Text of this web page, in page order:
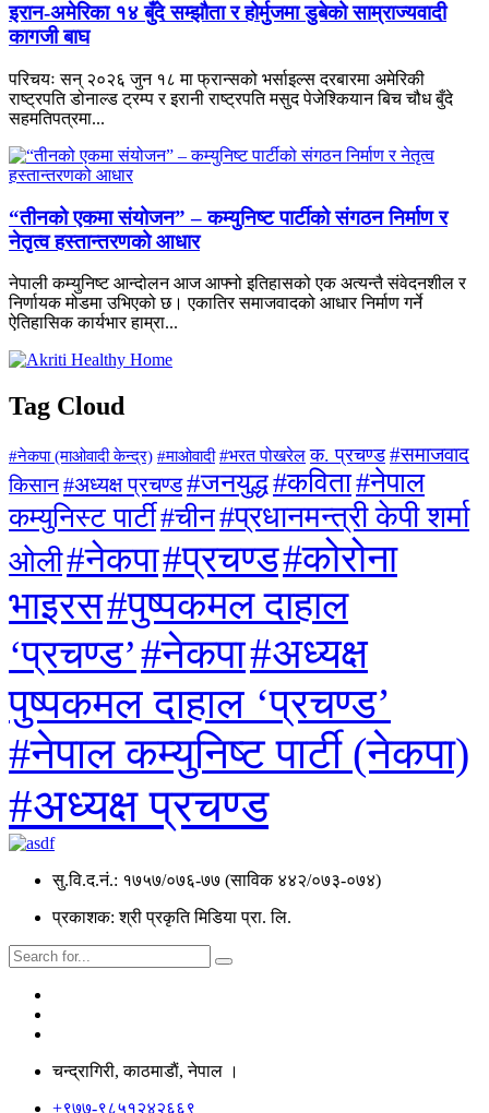
इरान-अमेरिका १४ बुँदे सम्झौता र होर्मुजमा डुबेको साम्राज्यवादी
कागजी बाघ
परिचयः सन् २०२६ जुन १८ मा फ्रान्सको भर्साइल्स दरबारमा अमेरिकी
राष्ट्रपति डोनाल्ड ट्रम्प र इरानी राष्ट्रपति मसुद पेजेश्कियान बिच चौध बुँदे
सहमतिपत्रमा...
“तीनको एकमा संयोजन” – कम्युनिष्ट पार्टीको संगठन निर्माण र
नेतृत्व हस्तान्तरणको आधार
नेपाली कम्युनिष्ट आन्दोलन आज आफ्नो इतिहासको एक अत्यन्तै संवेदनशील र
निर्णायक मोडमा उभिएको छ। एकातिर समाजवादको आधार निर्माण गर्ने
ऐतिहासिक कार्यभार हाम्रा...
Tag Cloud
#नेकपा (माओवादी केन्द्र) #माओवादी #भरत पोखरेल क. प्रचण्ड #समाजवाद
किसान#अध्यक्ष प्रचण्ड#जनयुद्ध#कविता#नेपाल
कम्युनिस्ट पार्टी#चीन#प्रधानमन्त्री केपी शर्मा
ओली#नेकपा#प्रचण्ड#कोरोना
भाइरस#पुष्पकमल दाहाल
‘प्रचण्ड’#नेकपा#अध्यक्ष
पुष्पकमल दाहाल ‘प्रचण्ड’
#नेपाल कम्युनिष्ट पार्टी (नेकपा)
#अध्यक्ष प्रचण्ड
सु.वि.द.नं.: १७५७/०७६-७७ (साविक ४४२/०७३-०७४)
प्रकाशक: श्री प्रकृति मिडिया प्रा. लि.
चन्द्रागिरी, काठमाडाैं, नेपाल ।
+९७७-९८५१२४२६६९